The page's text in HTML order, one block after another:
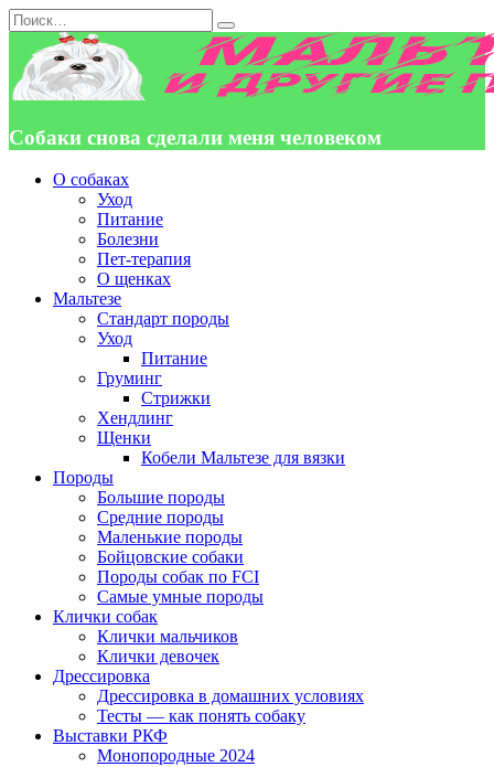
Перейти
к
содержанию
Search
for:
Собаки снова сделали меня человеком
О собаках
Уход
Питание
Болезни
Пет-терапия
О щенках
Мальтезе
Стандарт породы
Уход
Питание
Груминг
Стрижки
Хендлинг
Щенки
Кобели Мальтезе для вязки
Породы
Большие породы
Средние породы
Маленькие породы
Бойцовские собаки
Породы собак по FCI
Самые умные породы
Клички собак
Клички мальчиков
Клички девочек
Дрессировка
Дрессировка в домашних условиях
Тесты — как понять собаку
Выставки РКФ
Монопородные 2024